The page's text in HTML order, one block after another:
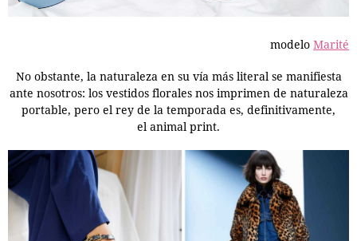
modelo Marité
No obstante, la naturaleza en su vía más literal se manifiesta
ante nosotros: los vestidos florales nos imprimen de naturaleza
portable, pero el rey de la temporada es, definitivamente,
el animal print.